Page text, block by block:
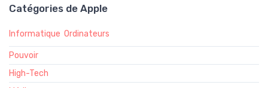
Catégories de Apple
Informatique Ordinateurs
Pouvoir
High-Tech